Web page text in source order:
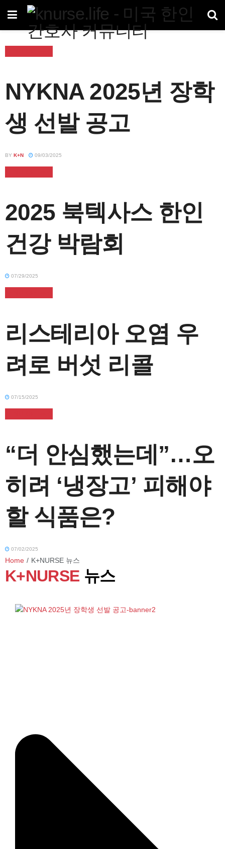
NYKNA 2025년 장학
생 선발 공고
BY K+N 09/03/2025
2025 북텍사스 한인
건강 박람회
07/29/2025
리스테리아 오염 우
려로 버섯 리콜
07/15/2025
“더 안심했는데”…오
히려 ‘냉장고’ 피해야
할 식품은?
07/02/2025
Home / K+NURSE 뉴스
K+NURSE 뉴스